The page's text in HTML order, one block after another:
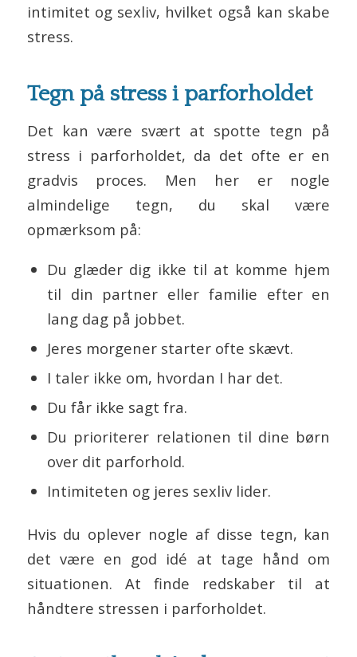
intimitet og sexliv, hvilket også kan skabe
stress.
Tegn på stress i parforholdet
Det kan være svært at spotte tegn på
stress i parforholdet, da det ofte er en
gradvis proces. Men her er nogle
almindelige tegn, du skal være
opmærksom på:
Du glæder dig ikke til at komme hjem
til din partner eller familie efter en
lang dag på jobbet.
Jeres morgener starter ofte skævt.
I taler ikke om, hvordan I har det.
Du får ikke sagt fra.
Du prioriterer relationen til dine børn
over dit parforhold.
Intimiteten og jeres sexliv lider.
Hvis du oplever nogle af disse tegn, kan
det være en god idé at tage hånd om
situationen. At finde redskaber til at
håndtere stressen i parforholdet.